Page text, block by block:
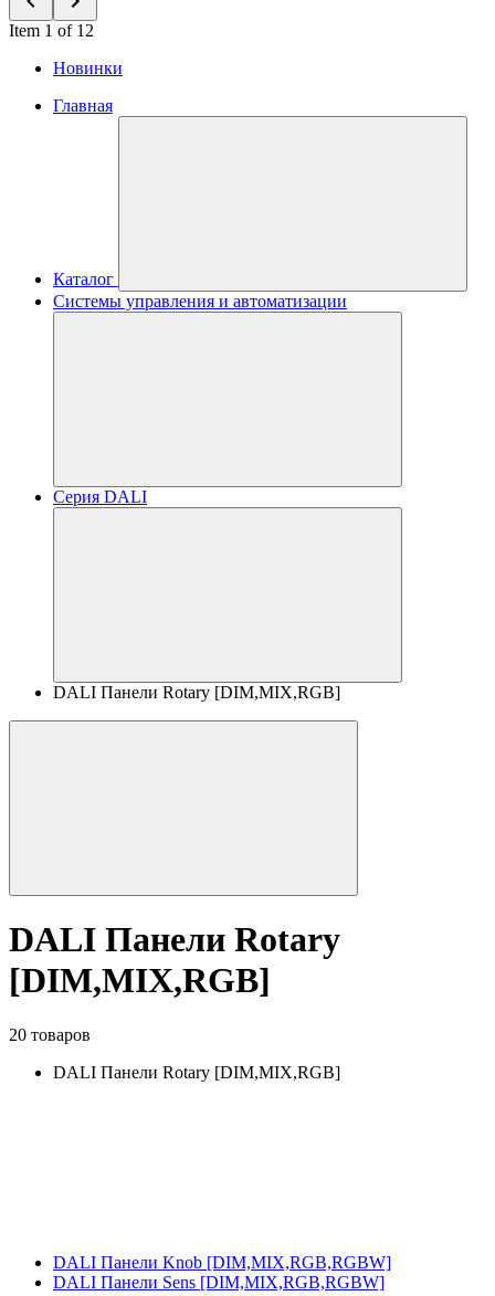
Item 1 of 12
Новинки
Главная
Каталог
Системы управления и автоматизации
Серия DALI
DALI Панели Rotary [DIM,MIX,RGB]
DALI Панели Rotary
[DIM,MIX,RGB]
20 товаров
DALI Панели Rotary [DIM,MIX,RGB]
DALI Панели Knob [DIM,MIX,RGB,RGBW]
DALI Панели Sens [DIM,MIX,RGB,RGBW]